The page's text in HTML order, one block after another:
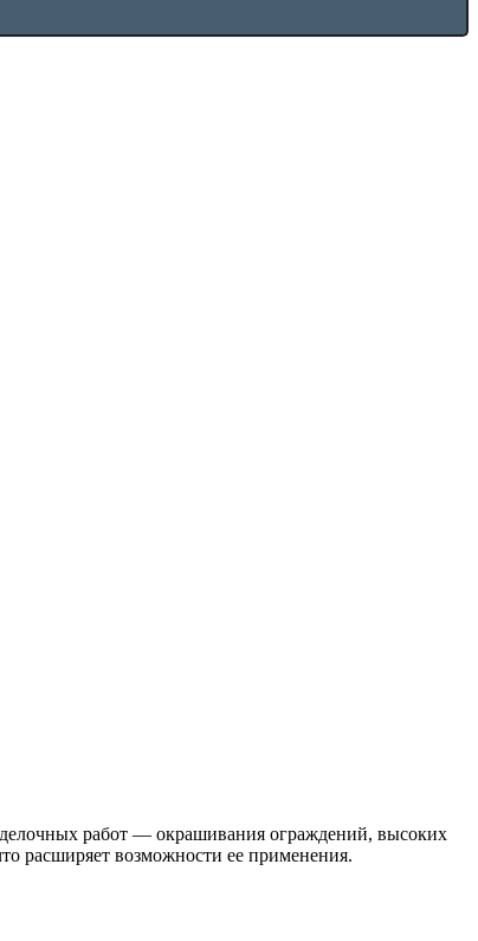
работ — окрашивания ограждений, высоких
расширяет возможности ее применения.